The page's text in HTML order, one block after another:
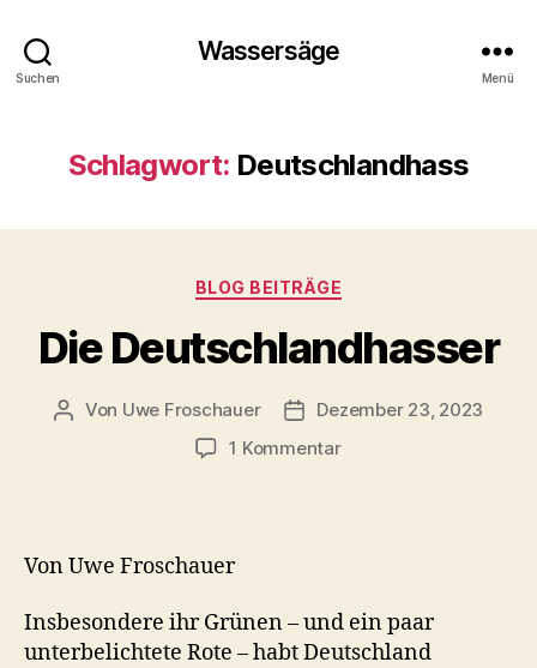
Suchen
Wassersäge
Menü
Schlagwort: Deutschlandhass
Kategorien
BLOG BEITRÄGE
Die Deutschlandhasser
Beitragsautor
Von Uwe Froschauer Beitragsdatum
Dezember 23, 2023
1 Kommentarzu
Von Uwe Froschauer
Insbesondere ihr Grünen – und ein paar
unterbelichtete Rote – habt Deutschland